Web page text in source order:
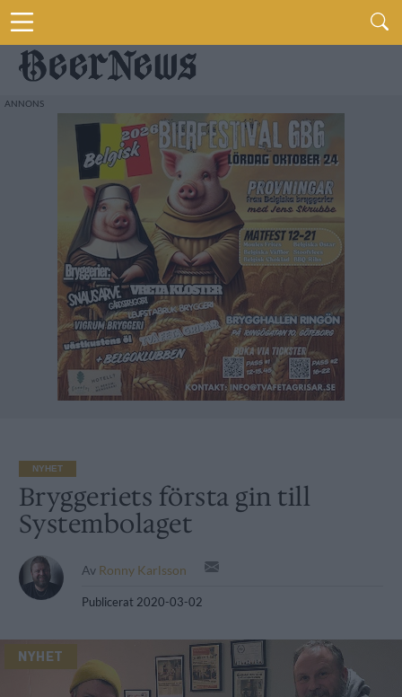
NYHET
Bryggeriets första gin till
Systembolaget
Av Ronny Karlsson
Publicerat 2020-03-02
NYHET